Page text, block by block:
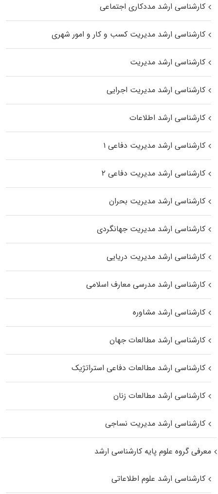
کارشناسی ارشد مددکاری اجتماعی
کارشناسی ارشد مدیریت کسب و کار و امور شهری
کارشناسی ارشد مدیریت
کارشناسی ارشد مدیریت اجرایی
کارشناسی ارشد اطلاعات
کارشناسی ارشد مدیریت دفاعی ۱
کارشناسی ارشد مدیریت دفاعی ۲
کارشناسی ارشد مدیریت بحران
کارشناسی ارشد مدیریت جهانگردی
کارشناسی ارشد مدیریت دریایی
کارشناسی ارشد مدرسی معارف اسلامی
کارشناسی ارشد مشاوره
کارشناسی ارشد مطالعات جهان
کارشناسی ارشد مطالعات دفاعی استراتژیک
کارشناسی ارشد مطالعات زنان
کارشناسی ارشد مدیریت نساجی
معرفی گروه علوم پایه کارشناسی ارشد
کارشناسی ارشد علوم اطلاعاتی